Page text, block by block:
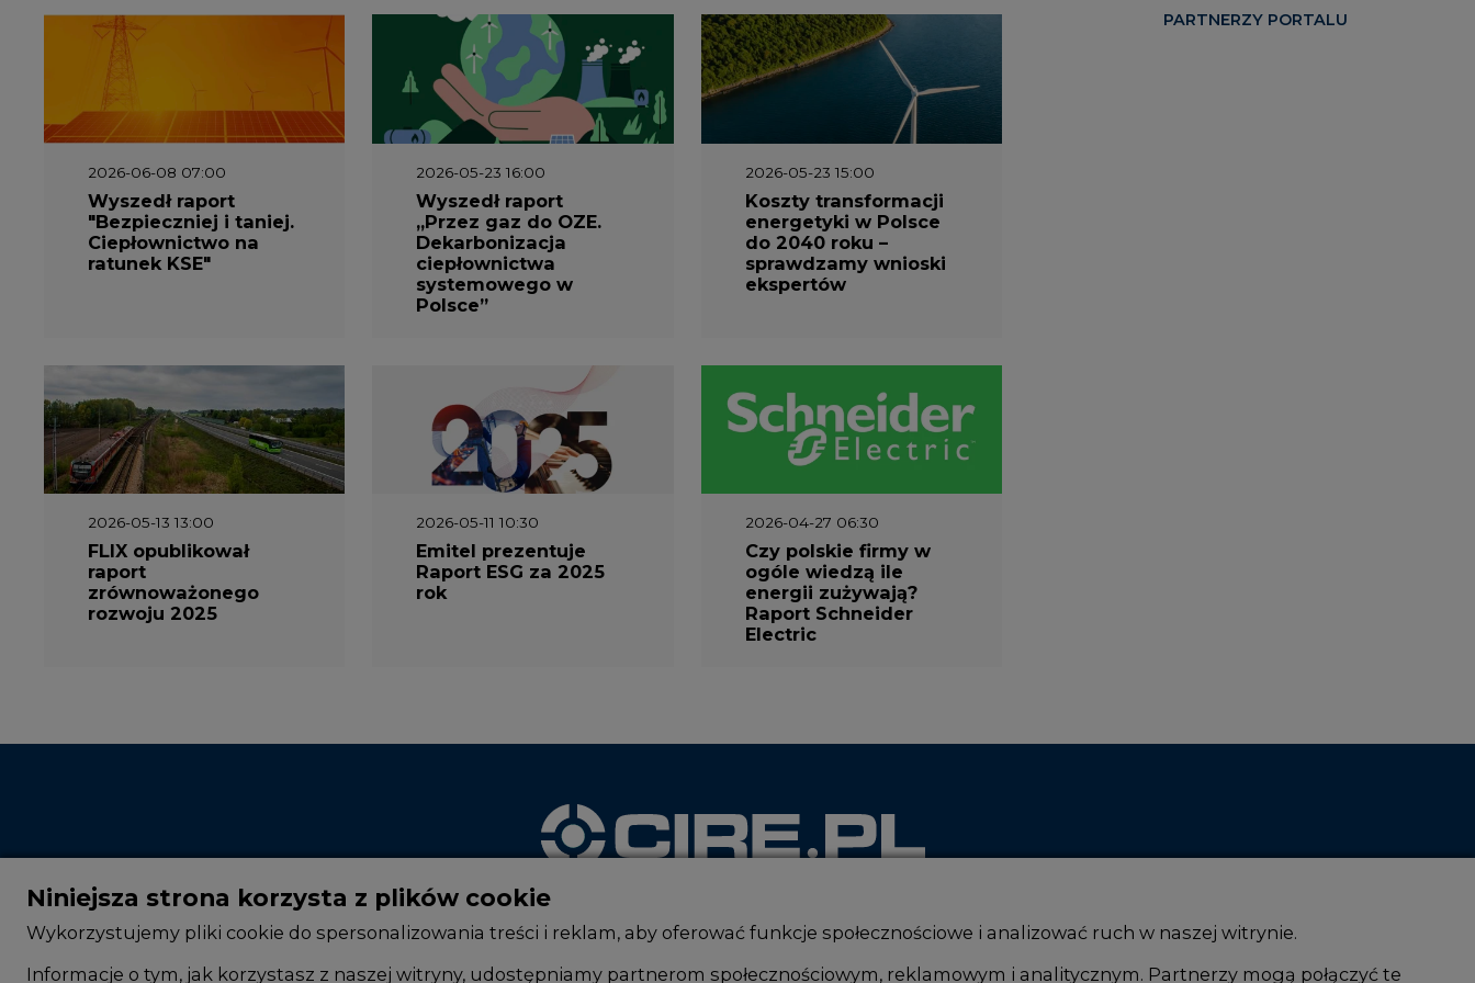
2026-06-08 07:00
Wyszedł raport
"Bezpieczniej i taniej.
Ciepłownictwo na
ratunek KSE"
2026-05-23 16:00
Wyszedł raport
„Przez gaz do OZE.
Dekarbonizacja
ciepłownictwa
systemowego w
Polsce”
2026-05-23 15:00
Koszty transformacji
energetyki w Polsce
do 2040 roku –
sprawdzamy wnioski
ekspertów
2026-05-13 13:00
FLIX opublikował
raport
zrównoważonego
rozwoju 2025
2026-05-11 10:30
Emitel prezentuje
Raport ESG za 2025
rok
2026-04-27 06:30
Czy polskie firmy w
ogóle wiedzą ile
energii zużywają?
Raport Schneider
Electric
PARTNERZY PORTALU
Niniejsza strona korzysta z plików cookie
Wykorzystujemy pliki cookie do spersonalizowania treści i reklam, aby oferować funkcje społecznościowe i analizować ruch w naszej witrynie.
Informacje o tym, jak korzystasz z naszej witryny, udostępniamy partnerom społecznościowym, reklamowym i analitycznym. Partnerzy mogą połączyć te